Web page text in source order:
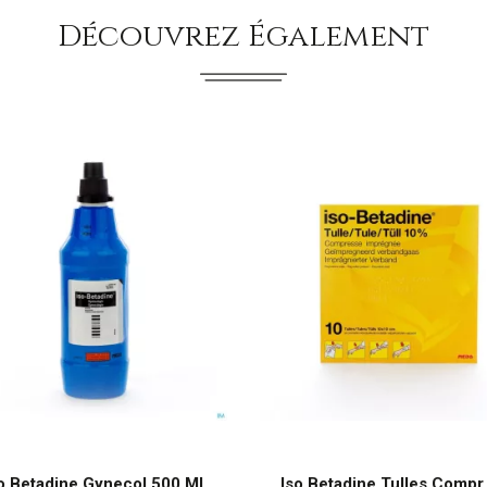
Découvrez Également